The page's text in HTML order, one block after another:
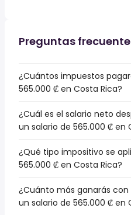
Preguntas
¿Cuántos impuestos
565.000 ₡ en Costa Rica?
¿Cuál es el salario neto
un salario de 565.000 ₡ en
¿Qué tipo impositivo se
565.000 ₡ en Costa Rica?
¿Cuánto más ganarás con
un salario de 565.000 ₡ en